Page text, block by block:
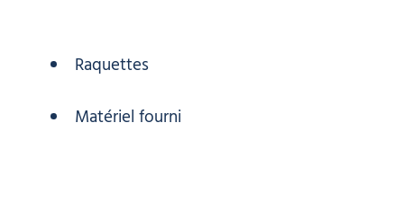
Raquettes
Matériel fourni